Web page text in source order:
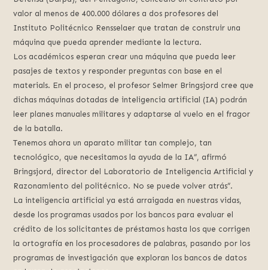
valor al menos de 400.000 dólares a dos profesores del
Instituto Politécnico Rensselaer que tratan de construir una
máquina que pueda aprender mediante la lectura.
Los académicos esperan crear una máquina que pueda leer
pasajes de textos y responder preguntas con base en el
materials. En el proceso, el profesor Selmer Bringsjord cree que
dichas máquinas dotadas de inteligencia artificial (IA) podrán
leer planes manuales militares y adaptarse al vuelo en el fragor
de la batalla.
Tenemos ahora un aparato militar tan complejo, tan
tecnológico, que necesitamos la ayuda de la IA”, afirmó
Bringsjord, director del Laboratorio de Inteligencia Artificial y
Razonamiento del politécnico. No se puede volver atrás”.
La inteligencia artificial ya está arraigada en nuestras vidas,
desde los programas usados por los bancos para evaluar el
crédito de los solicitantes de préstamos hasta los que corrigen
la ortografía en los procesadores de palabras, pasando por los
programas de investigación que exploran los bancos de datos